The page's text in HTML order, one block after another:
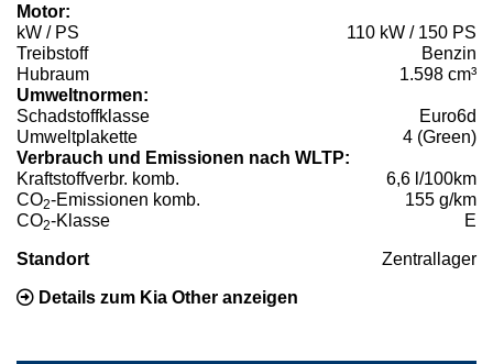
Motor:
kW / PS
110 kW / 150 PS
Treibstoff
Benzin
Hubraum
1.598 cm³
Umweltnormen:
Schadstoffklasse
Euro6d
Umweltplakette
4 (Green)
Verbrauch und Emissionen nach WLTP:
Kraftstoffverbr. komb.
6,6 l/100km
CO2-Emissionen komb.
155 g/km
CO2-Klasse E
Standort Zentrallager
Details zum Kia Other anzeigen